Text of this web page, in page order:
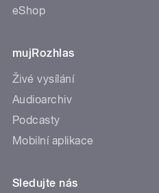
eShop
mujRozhlas
Živé vysílání
Audioarchiv
Podcasty
Mobilní aplikace
Sledujte nás